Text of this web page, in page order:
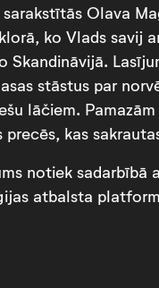
Olava
ko Vlads savij
Skandināvijā.
stāstus par
lāčiem.
kas
notiek
atbalsta